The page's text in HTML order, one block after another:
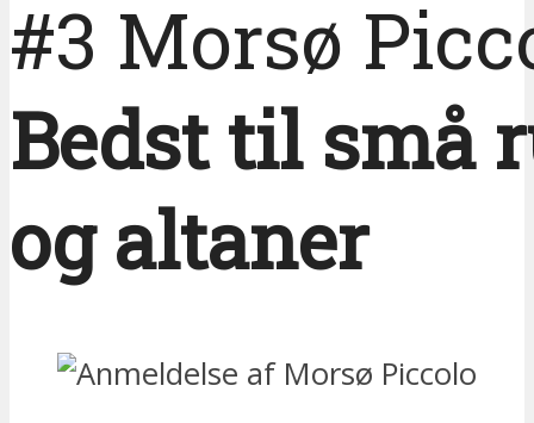
#3 Morsø
Bedst til små
og altaner